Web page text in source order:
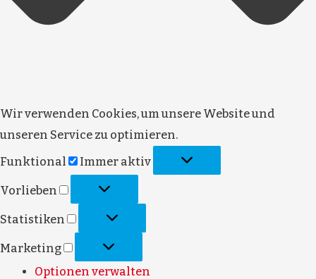
Wir verwenden Cookies, um unsere Website und
unseren Service zu optimieren.
Funktional
Immer aktiv
Vorlieben
Statistiken
Marketing
Optionen verwalten